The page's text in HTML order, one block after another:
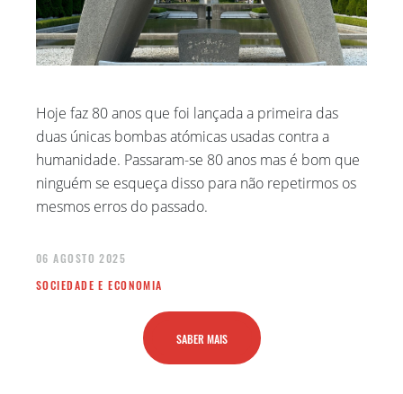
Hoje faz 80 anos que foi lançada a primeira das
duas únicas bombas atómicas usadas contra a
humanidade. Passaram-se 80 anos mas é bom que
ninguém se esqueça disso para não repetirmos os
mesmos erros do passado.
06 AGOSTO 2025
SOCIEDADE E ECONOMIA
SABER MAIS